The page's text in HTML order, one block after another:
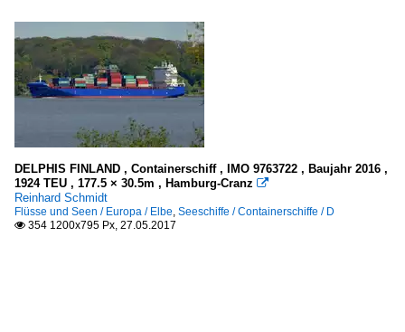
DELPHIS FINLAND , Containerschiff , IMO 9763722 , Baujahr 2016 ,
1924 TEU , 177.5 × 30.5m , Hamburg-Cranz 
Reinhard Schmidt
Flüsse und Seen / Europa / Elbe, Seeschiffe / Containerschiffe / D
 354 1200x795 Px, 27.05.2017